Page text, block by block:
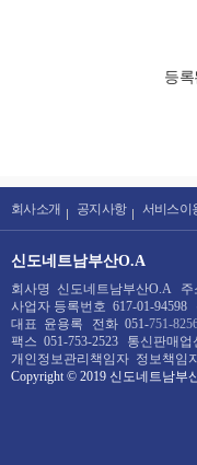
등
회사소개 공지사항 서비스이
신도네트남부산O.A
회사명 신도네트남부산O.A 주
사업자 등록번호 617-01-94598
대표 윤용록 전화 051-751-
팩스 051-753-2523 통신판매업
개인정보관리책임자 정보책임
Copyright © 2019 신도네트남부